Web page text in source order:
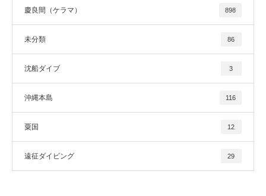
慶良間（ケラマ） 898
未分類 86
沈船ダイブ 3
沖縄本島 116
粟国 12
遠征ダイビング 29